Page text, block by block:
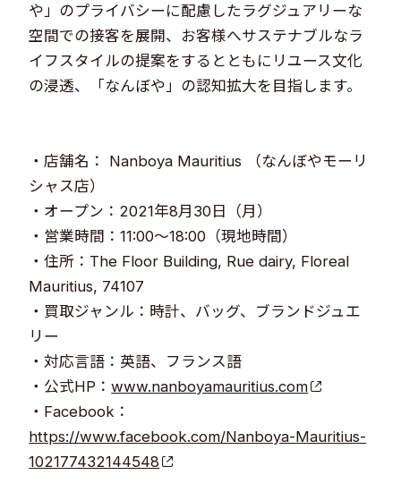
や」のプライバシーに配慮したラグジュアリーな
空間での接客を展開、お客様へサステナブルなラ
イフスタイルの提案をするとともにリユース文化
の浸透、「なんぼや」の認知拡大を目指します。
・店舗名： Nanboya Mauritius （なんぼやモーリ
シャス店）
・オープン：2021年8月30日（月）
・営業時間：11:00～18:00（現地時間）
・住所：The Floor Building, Rue dairy, Floreal
Mauritius, 74107
・買取ジャンル：時計、バッグ、ブランドジュエ
リー
・対応言語：英語、フランス語
・公式HP：www.nanboyamauritius.com
・Facebook：
https://www.facebook.com/Nanboya-Mauritius-
102177432144548